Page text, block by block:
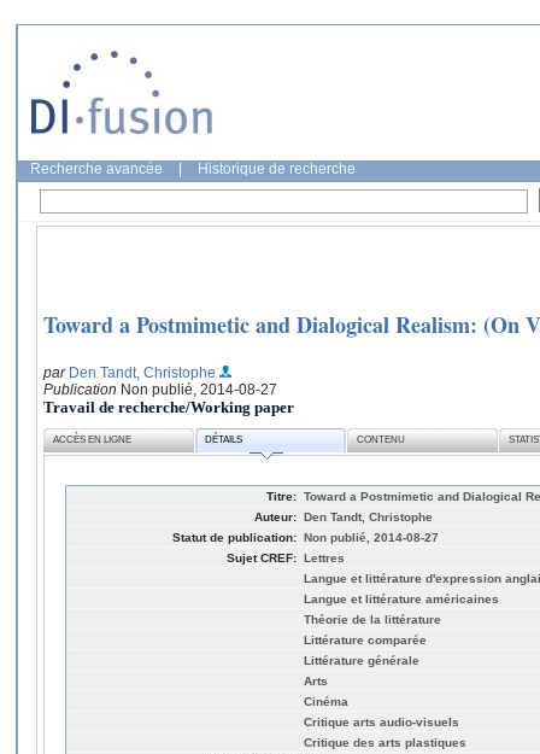
Recherche avancée Historique de recherche
Toward a Postmimetic and Dialogical Realism: (On
par Den Tandt, Christophe
Publication Non publié, 2014-08-27
Travail de recherche/Working paper
ACCÈS EN LIGNE DÉTAILS CONTENU
Titre: Toward a Postmimetic and Dialogical
Auteur: Den Tandt, Christophe
Statut de publication: Non publié, 2014-08-27
Sujet CREF: Lettres
Langue et littérature d'expression
Langue et littérature américaines
Théorie de la littérature
Littérature comparée
Littérature générale
Arts
Cinéma
Critique arts audio-visuels
Critique des arts plastiques